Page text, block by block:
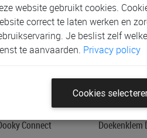
Connect Doekenklem
website gebruikt cookies.
correct te laten werken en
Je beslist zelf
te aanvaarden. Privacy policy
Cookies